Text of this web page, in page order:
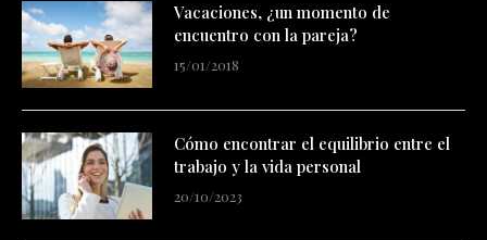
Vacaciones, ¿un momento de
encuentro con la pareja?
15/01/2018
Cómo encontrar el equilibrio entre el
trabajo y la vida personal
20/10/2023